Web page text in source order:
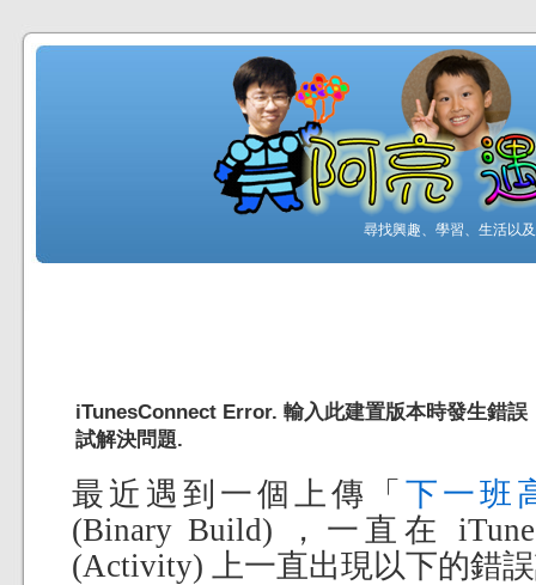
尋找興趣、學習、生活以
iTunesConnect Error. 輸入此建置版本時發生錯誤
試解決問題.
最近遇到一個上傳「 下一班
(Binary Build) ，一直在
(Activity) 上一直出現以下的錯